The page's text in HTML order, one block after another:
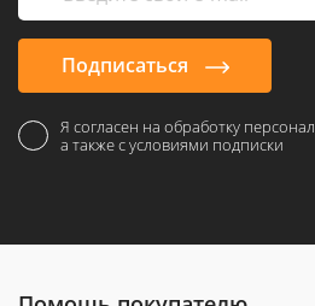
Подписаться
Я согласен на обработку
а также с условиями подписки